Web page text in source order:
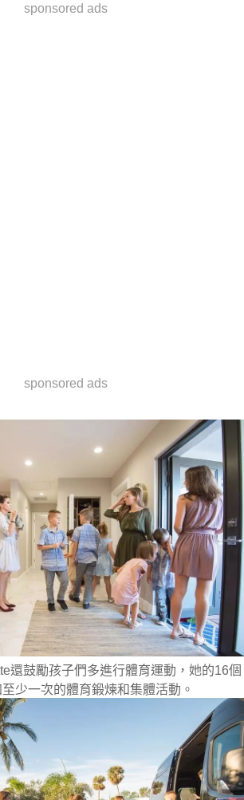
sponsored ads
sponsored ads
還鼓勵孩子們多進行體育運動，她的16個
少一次的體育鍛煉和集體活動。